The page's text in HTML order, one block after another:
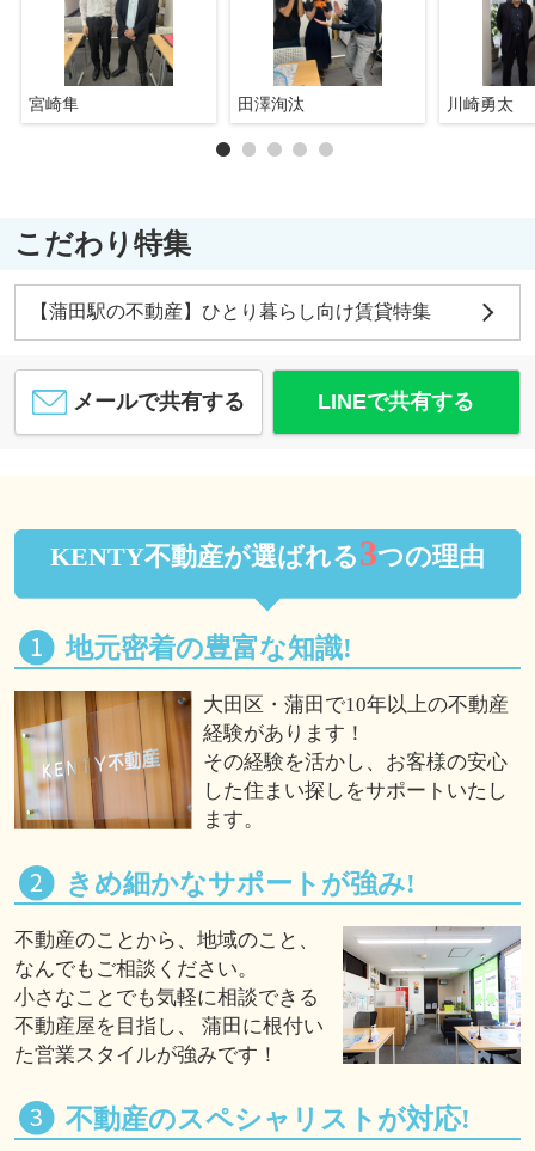
宮崎隼 田澤洵汰 川崎勇太
こだわり特集
【蒲田駅の不動産】ひとり暮らし向け賃貸特集
メールで共有する LINEで共有する
KENTY不動産が選ばれる3つの理由
地元密着の豊富な知識!
大田区・蒲田で10年以上の不動産
経験があります！
その経験を活かし、お客様の安心
した住まい探しをサポートいたし
ます。
きめ細かなサポートが強み!
不動産のことから、地域のこと、
なんでもご相談ください。
小さなことでも気軽に相談できる
不動産屋を目指し、 蒲田に根付い
た営業スタイルが強みです！
不動産のスペシャリストが対応!